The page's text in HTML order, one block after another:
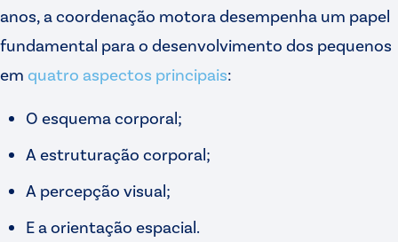
anos, a coordenação motora desempenha um papel
fundamental para o desenvolvimento dos pequenos
em quatro aspectos principais:
O esquema corporal;
A estruturação corporal;
A percepção visual;
E a orientação espacial.